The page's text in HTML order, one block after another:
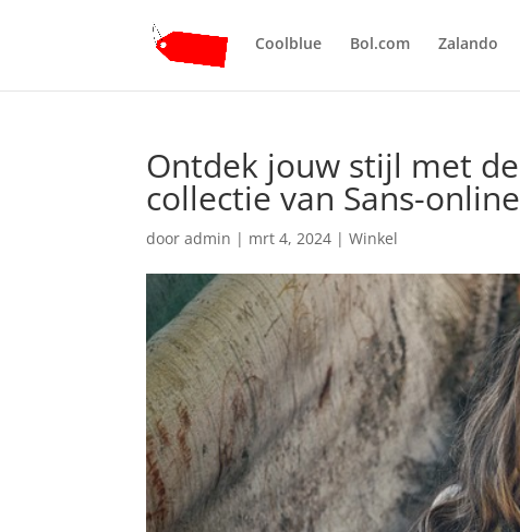
Coolblue Bol.com Zalando
Ontdek jouw stijl met
collectie van Sans-online
dooradmin | mrt 4, 2024 |Winkel